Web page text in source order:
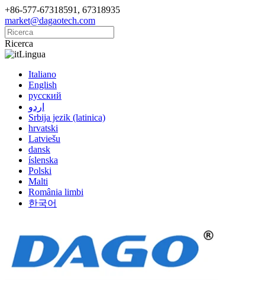
+86-577-67318591, 67318935
market@dagaotech.com
Ricerca
Lingua
Italiano
English
русский
اردو
Srbija jezik (latinica)
hrvatski
Latviešu
dansk
íslenska
Polski
Malti
România limbi
한국어